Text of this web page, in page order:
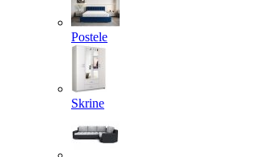
Postele
Skrine